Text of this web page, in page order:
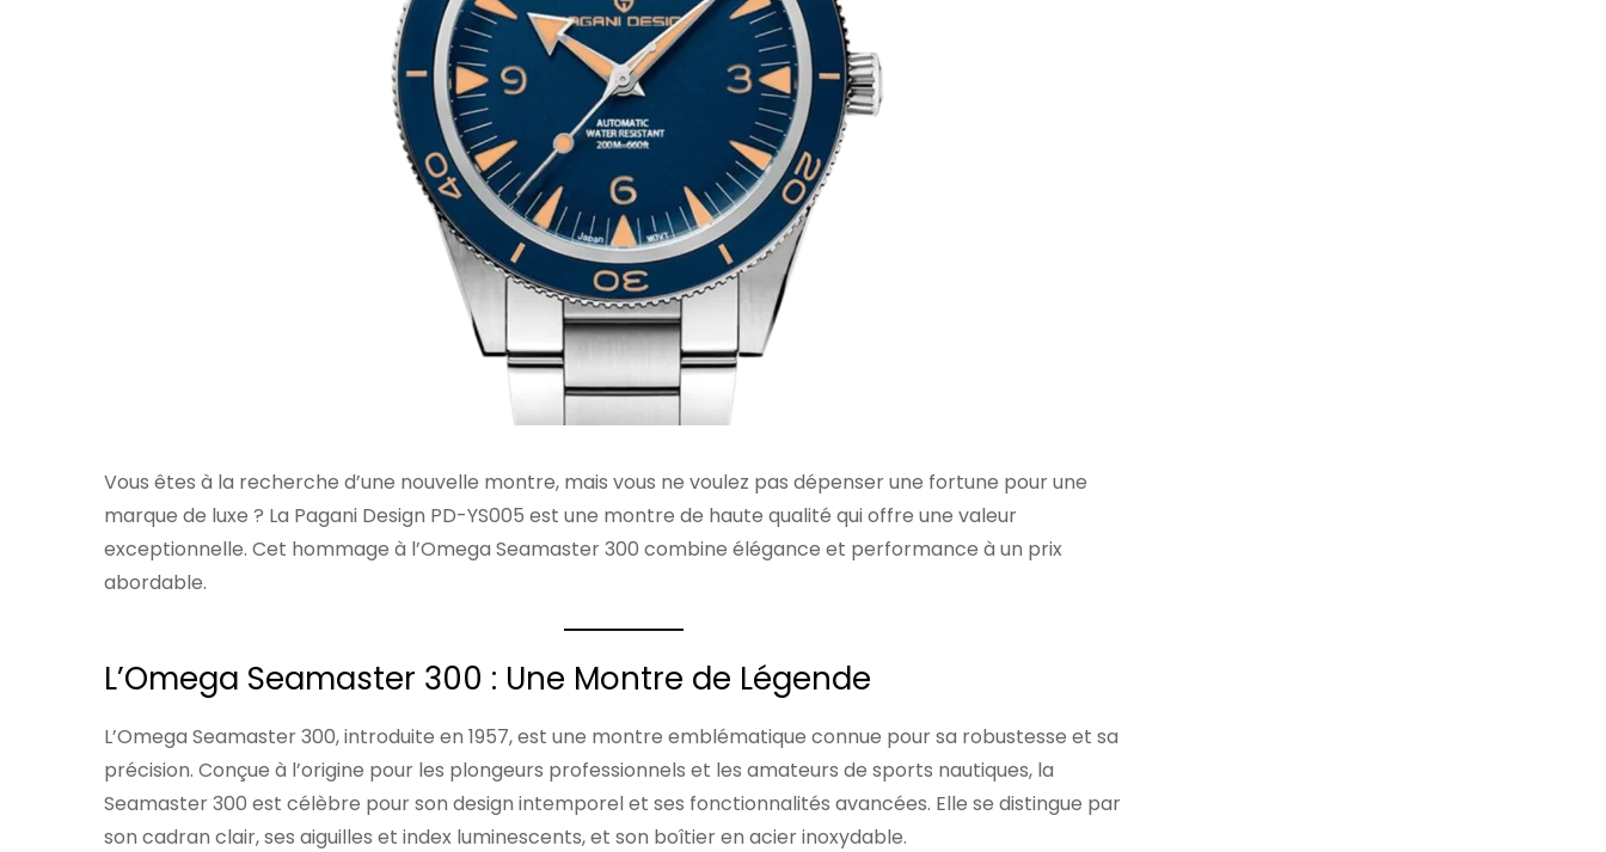
Vous êtes à la recherche d’une nouvelle montre, mais vous ne voulez pas dépenser une fortune pour une
marque de luxe ? La Pagani Design PD-YS005 est une montre de haute qualité qui offre une valeur
exceptionnelle. Cet hommage à l’Omega Seamaster 300 combine élégance et performance à un prix
abordable.
L’Omega Seamaster 300 : Une Montre de Légende
L’Omega Seamaster 300, introduite en 1957, est une montre emblématique connue pour sa robustesse et sa
précision. Conçue à l’origine pour les plongeurs professionnels et les amateurs de sports nautiques, la
Seamaster 300 est célèbre pour son design intemporel et ses fonctionnalités avancées. Elle se distingue par
son cadran clair, ses aiguilles et index luminescents, et son boîtier en acier inoxydable.